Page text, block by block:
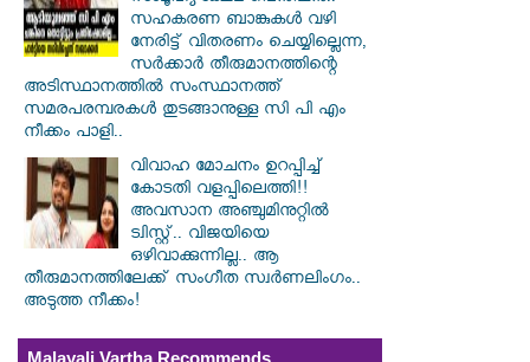
സഹകരണ ബാങ്കുകൾ വഴി
നേരിട്ട് വിതരണം ചെയ്യില്ലെന്ന,
സർക്കാർ തീരുമാനത്തിന്റെ
അടിസ്ഥാനത്തിൽ സംസ്ഥാനത്ത്
സമരപരമ്പരകൾ തുടങ്ങാനുള്ള സി പി എം
നീക്കം പാളി..
വിവാഹ മോചനം ഉറപ്പിച്ച്
കോടതി വളപ്പിലെത്തി!!
അവസാന അഞ്ചുമിനുറ്റിൽ
ട്വിസ്റ്റ്.. വിജയിയെ
ഒഴിവാക്കുന്നില്ല.. ആ
തീരുമാനത്തിലേക്ക് സംഗീത സ്വർണലിംഗം..
അടുത്ത നീക്കം!
Malayali Vartha Recommends